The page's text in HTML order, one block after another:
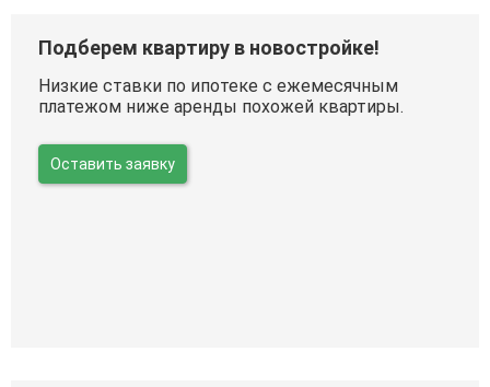
Подберем квартиру в новостройке!
Низкие ставки по ипотеке с ежемесячным
платежом ниже аренды похожей квартиры.
Оставить заявку